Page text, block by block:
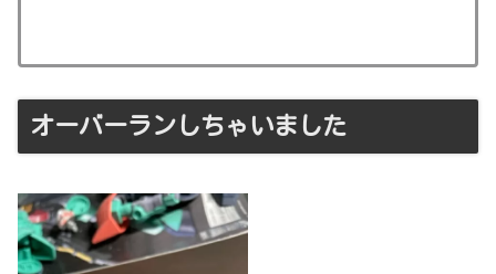
オーバーランしちゃいました